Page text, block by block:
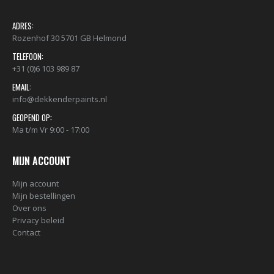
ADRES:
Rozenhof 30 5701 GB Helmond
TELEFOON:
+31 (0)6 103 989 87
EMAIL:
info@dekkenderpaints.nl
GEOPEND OP:
Ma t/m Vr 9:00 - 17:00
MIJN ACCOUNT
Mijn account
Mijn bestellingen
Over ons
Privacy beleid
Contact